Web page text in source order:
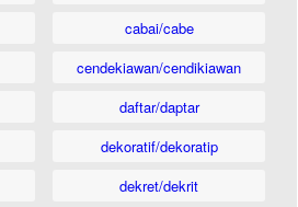
cabai/cabe
cendekiawan/cendikiawan
daftar/daptar
dekoratif/dekoratip
dekret/dekrit